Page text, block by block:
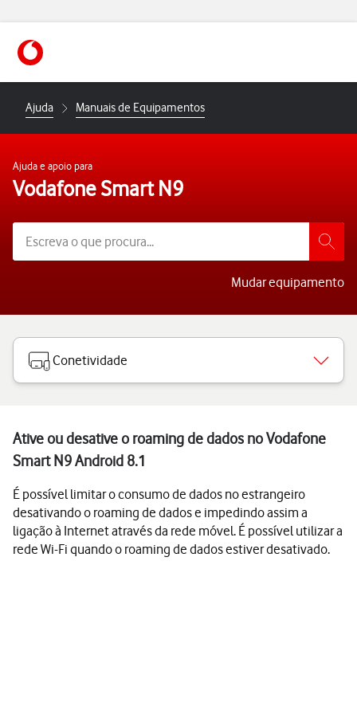
https://www.vodafone.pt
Ajuda Manuais de Equipamentos
Ajuda e apoio para
Vodafone Smart N9
Mudar equipamento
Conetividade
Ative ou desative o roaming de dados no Vodafone
Smart N9 Android 8.1
É possível limitar o consumo de dados no estrangeiro
desativando o roaming de dados e impedindo assim a
ligação à Internet através da rede móvel. É possível utilizar a
rede Wi-Fi quando o roaming de dados estiver desativado.